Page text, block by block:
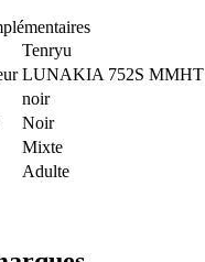
Tenryu
LUNAKIA 752S MMHT
noir
Noir
Mixte
Adulte